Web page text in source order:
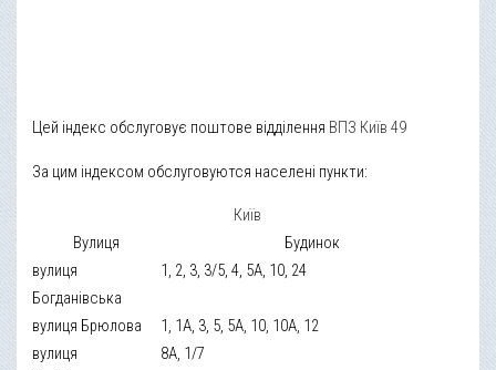
Цей індекс обслуговує поштове відділення ВПЗ Київ 49
За цим індексом обслуговуются населені пункти:
Київ
Вулиця
Будинок
вулиця
Богданівська
1, 2, 3, 3/5, 4, 5А, 10, 24
вулиця Брюлова
1, 1А, 3, 5, 5А, 10, 10А, 12
вулиця
8А, 1/7